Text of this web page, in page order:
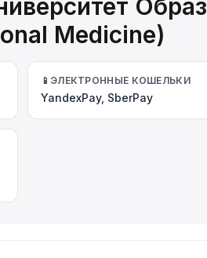
Medicine)
📱 ЭЛЕКТРОННЫЕ КОШЕЛЬКИ
YandexPay, SberPay